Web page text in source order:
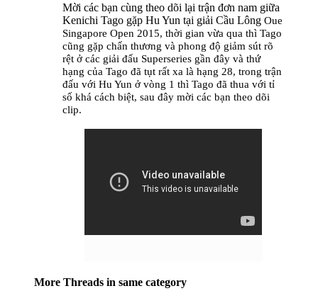
Mời các bạn cùng theo dõi lại trận đơn nam giữa
Kenichi Tago gặp Hu Yun tại giải Cầu Lông Oue
Singapore Open 2015, thời gian vừa qua thì Tago
cũng gặp chấn thương và phong độ giảm sút rõ
rệt ở các giải đấu Superseries gần đây và thứ
hạng của Tago đã tụt rất xa là hạng 28, trong trận
đấu với Hu Yun ở vòng 1 thì Tago đã thua với tỉ
số khá cách biệt, sau đây mời các bạn theo dõi
clip.
More Threads in same category